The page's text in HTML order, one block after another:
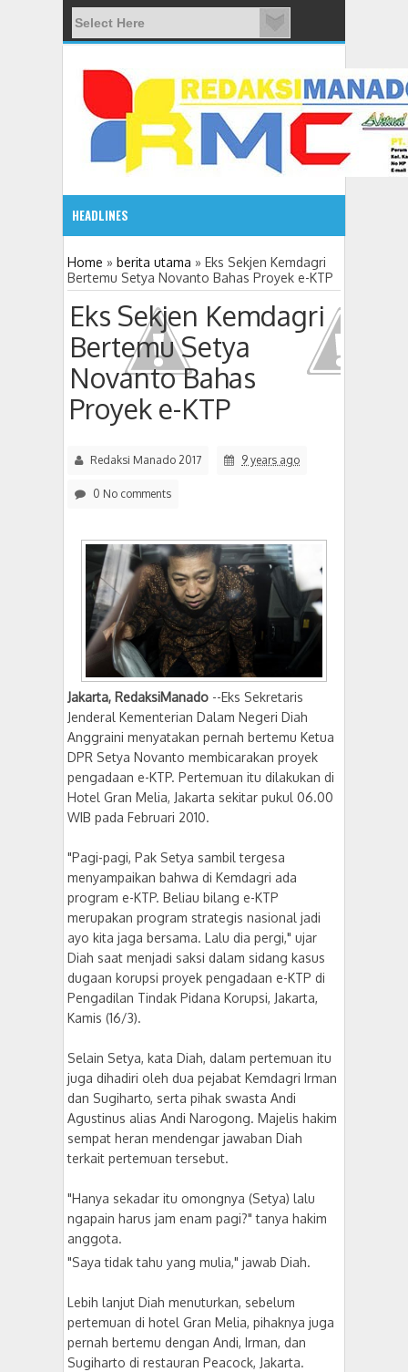
HEADLINES
08:03 AM
Home » berita utama » Eks Sekjen Kemdagri
Bertemu Setya Novanto Bahas Proyek e-KTP
Eks Sekjen Kemdagri
Bertemu Setya
Novanto Bahas
Proyek e-KTP
Redaksi Manado 2017 9 years ago
0 No comments
Jakarta, RedaksiManado --Eks Sekretaris
Jenderal Kementerian Dalam Negeri Diah
Anggraini menyatakan pernah bertemu Ketua
DPR Setya Novanto membicarakan proyek
pengadaan e-KTP. Pertemuan itu dilakukan di
Hotel Gran Melia, Jakarta sekitar pukul 06.00
WIB pada Februari 2010.
"Pagi-pagi, Pak Setya sambil tergesa
menyampaikan bahwa di Kemdagri ada
program e-KTP. Beliau bilang e-KTP
merupakan program strategis nasional jadi
ayo kita jaga bersama. Lalu dia pergi," ujar
Diah saat menjadi saksi dalam sidang kasus
dugaan korupsi proyek pengadaan e-KTP di
Pengadilan Tindak Pidana Korupsi, Jakarta,
Kamis (16/3).
Selain Setya, kata Diah, dalam pertemuan itu
juga dihadiri oleh dua pejabat Kemdagri Irman
dan Sugiharto, serta pihak swasta Andi
Agustinus alias Andi Narogong. Majelis hakim
sempat heran mendengar jawaban Diah
terkait pertemuan tersebut.
"Hanya sekadar itu omongnya (Setya) lalu
ngapain harus jam enam pagi?" tanya hakim
anggota.
"Saya tidak tahu yang mulia," jawab Diah.
Lebih lanjut Diah menuturkan, sebelum
pertemuan di hotel Gran Melia, pihaknya juga
pernah bertemu dengan Andi, Irman, dan
Sugiharto di restauran Peacock, Jakarta.